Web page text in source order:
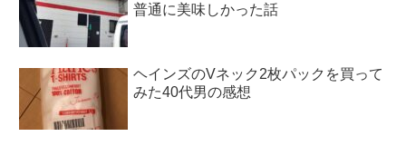
普通に美味しかった話
ヘインズのVネック2枚パックを買って
みた40代男の感想